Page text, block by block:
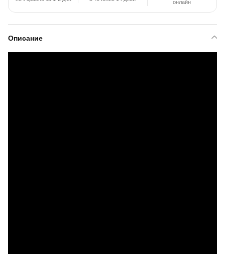
онлайн
Описание